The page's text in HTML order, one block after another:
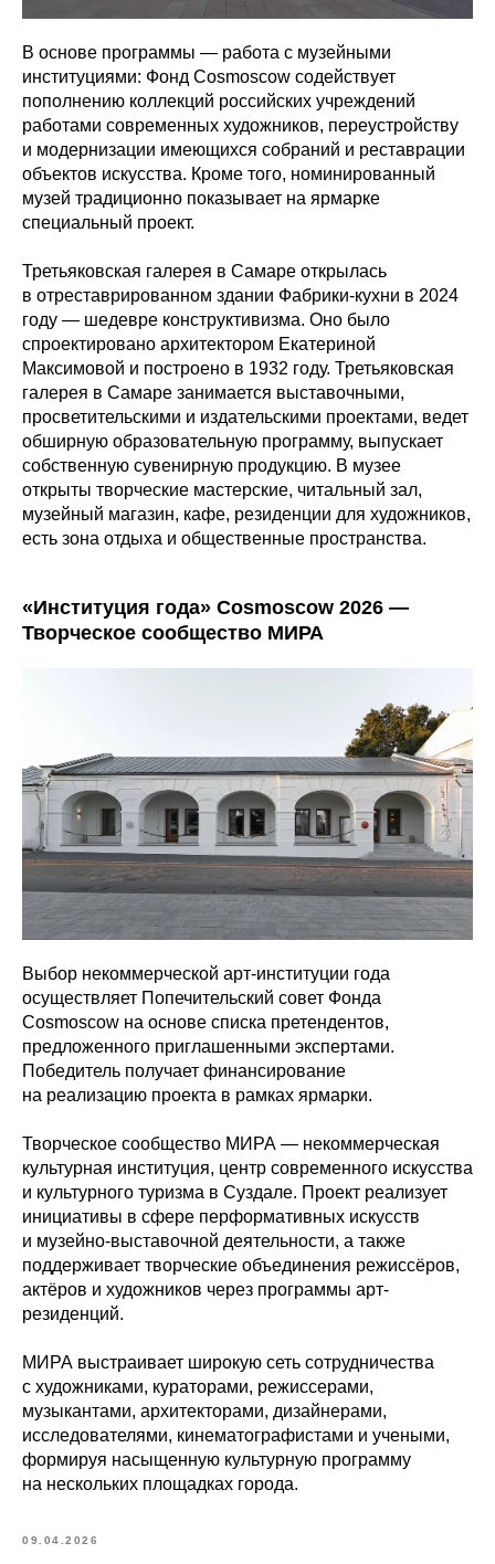
В основе программы — работа с музейными
институциями: Фонд Cosmoscow содействует
пополнению коллекций российских учреждений
работами современных художников, переустройству
и модернизации имеющихся собраний и реставрации
объектов искусства. Кроме того, номинированный
музей традиционно показывает на ярмарке
специальный проект.
Третьяковская галерея в Самаре открылась
в отреставрированном здании Фабрики-кухни в 2024
году — шедевре конструктивизма. Оно было
спроектировано архитектором Екатериной
Максимовой и построено в 1932 году. Третьяковская
галерея в Самаре занимается выставочными,
просветительскими и издательскими проектами, ведет
обширную образовательную программу, выпускает
собственную сувенирную продукцию. В музее
открыты творческие мастерские, читальный зал,
музейный магазин, кафе, резиденции для художников,
есть зона отдыха и общественные пространства.
«Институция года» Cosmoscow 2026 —
Творческое сообщество МИРА
Выбор некоммерческой арт-институции года
осуществляет Попечительский совет Фонда
Cosmoscow на основе списка претендентов,
предложенного приглашенными экспертами.
Победитель получает финансирование
на реализацию проекта в рамках ярмарки.
Творческое сообщество МИРА — некоммерческая
культурная институция, центр современного искусства
и культурного туризма в Суздале. Проект реализует
инициативы в сфере перформативных искусств
и музейно-выставочной деятельности, а также
поддерживает творческие объединения режиссёров,
актёров и художников через программы арт-
резиденций.
МИРА выстраивает широкую сеть сотрудничества
с художниками, кураторами, режиссерами,
музыкантами, архитекторами, дизайнерами,
исследователями, кинематографистами и учеными,
формируя насыщенную культурную программу
на нескольких площадках города.
09.04.2026